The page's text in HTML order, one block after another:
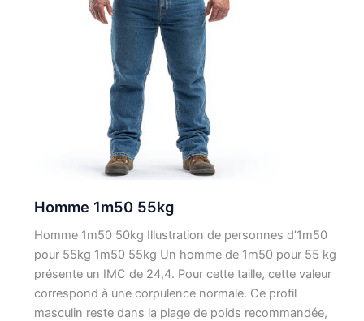
Homme 1m50 55kg
Homme 1m50 50kg Illustration de personnes d’1m50
pour 55kg 1m50 55kg Un homme de 1m50 pour 55 kg
présente un IMC de 24,4. Pour cette taille, cette valeur
correspond à une corpulence normale. Ce profil
masculin reste dans la plage de poids recommandée,